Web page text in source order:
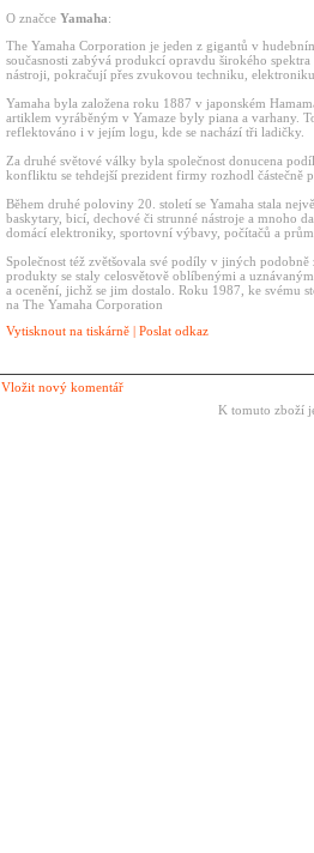
O značce Yamaha:
The Yamaha Corporation je jeden z gigantů v
současnosti zabývá produkcí opravdu širokého
nástroji, pokračují přes zvukovou techniku,
Yamaha byla založena roku 1887 v japonském
artiklem vyráběným v Yamaze byly piana a varhany.
reflektováno i v jejím logu, kde se nachází tři ladičky.
Za druhé světové války byla společnost donucena
konfliktu se tehdejší prezident firmy rozhodl
Během druhé poloviny 20. století se Yamaha stala
baskytary, bicí, dechové či strunné nástroje a mnoho
domácí elektroniky, sportovní výbavy, počítačů a
Společnost též zvětšovala své podíly v jiných
produkty se staly celosvětově oblíbenými a
a ocenění, jichž se jim dostalo. Roku 1987, ke svému
na The Yamaha Corporation
Vytisknout na tiskárně | Poslat odkaz
Vložit nový komentář
K tomuto zboží